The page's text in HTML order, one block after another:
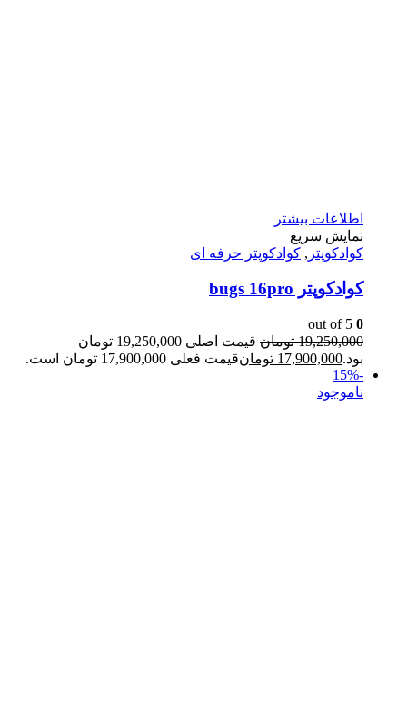
اطلاعات بیشتر
نمایش سریع
کوادکوپتر , کوادکوپتر حرفه ای
کوادکوپتر bugs 16pro
0
19,250,000 تومان
قیمت اصلی 19,250,000 تومان
بود.17,900,000 تومانقیمت فعلی 17,900,000 تومان است.
-15%
ناموجود